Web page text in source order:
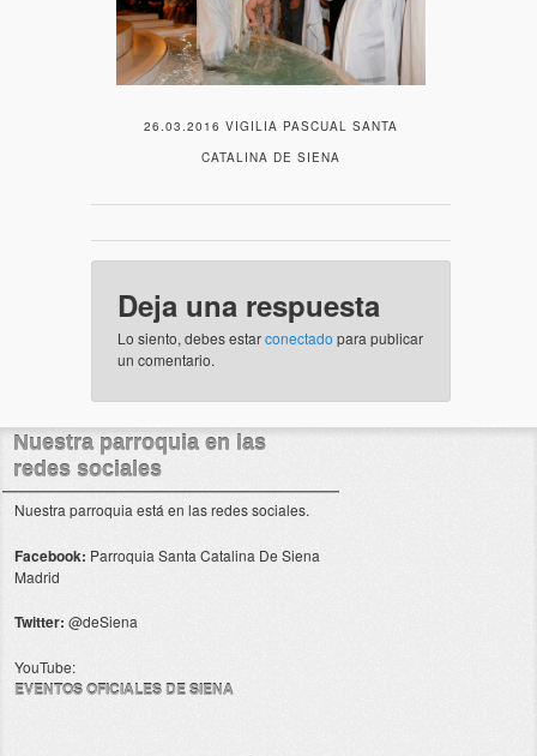
26.03.2016 VIGILIA PASCUAL SANTA
CATALINA DE SIENA
Deja una respuesta
Lo siento, debes estarconectado para publicar
un comentario.
Nuestra parroquia en las
redes sociales
Nuestra parroquia está en las redes sociales.
Facebook: Parroquia Santa Catalina De Siena
Madrid
Twitter: @deSiena
YouTube:
EVENTOS OFICIALES DE SIENA